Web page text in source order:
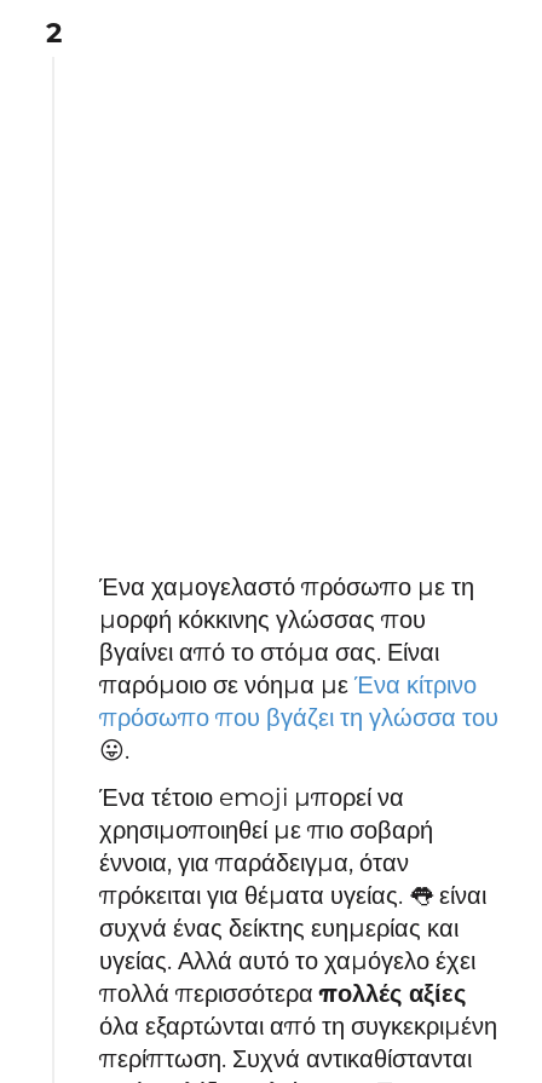
2
Ένα χαμογελαστό πρόσωπο με τη
μορφή κόκκινης γλώσσας που
βγαίνει από το στόμα σας. Είναι
παρόμοιο σε νόημα μεΈνα κίτρινο
πρόσωπο που βγάζει τη γλώσσα του
😛.
Ένα τέτοιο emoji μπορεί να
χρησιμοποιηθεί με πιο σοβαρή
έννοια, για παράδειγμα, όταν
πρόκειται για θέματα υγείας. 👅 είναι
συχνά ένας δείκτης ευημερίας και
υγείας. Αλλά αυτό το χαμόγελο έχει
πολλά περισσότεραπολλές αξίες
όλα εξαρτώνται από τη συγκεκριμένη
περίπτωση. Συχνά αντικαθίστανται